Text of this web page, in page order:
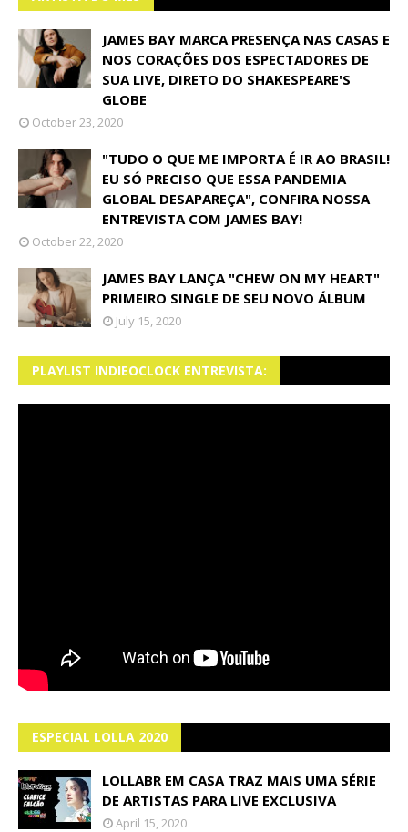
JAMES BAY MARCA PRESENÇA NAS CASAS E
NOS CORAÇÕES DOS ESPECTADORES DE
SUA LIVE, DIRETO DO SHAKESPEARE'S
GLOBE
October 23, 2020
"TUDO O QUE ME IMPORTA É IR AO BRASIL!
EU SÓ PRECISO QUE ESSA PANDEMIA
GLOBAL DESAPAREÇA", CONFIRA NOSSA
ENTREVISTA COM JAMES BAY!
October 22, 2020
JAMES BAY LANÇA "CHEW ON MY HEART"
PRIMEIRO SINGLE DE SEU NOVO ÁLBUM
July 15, 2020
PLAYLIST INDIEOCLOCK ENTREVISTA:
ESPECIAL LOLLA 2020
LOLLABR EM CASA TRAZ MAIS UMA SÉRIE
DE ARTISTAS PARA LIVE EXCLUSIVA
April 15, 2020